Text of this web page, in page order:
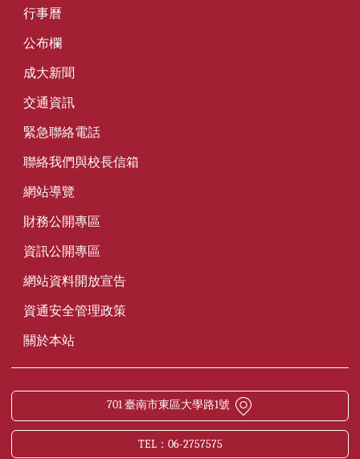
行事曆
公布欄
成大新聞
交通資訊
緊急聯絡電話
聯絡我們與校長信箱
網站導覽
財務公開專區
資訊公開專區
網站資料開放宣告
資通安全管理政策
關於本站
701 臺南市東區大學路1號
TEL：06-2757575